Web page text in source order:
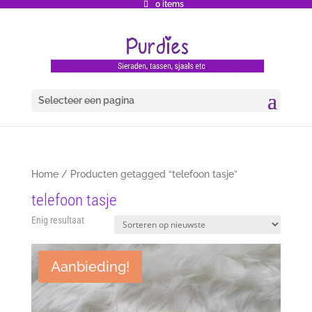
0 items
Selecteer een pagina
Home/ Producten getagged “telefoon tasje”
telefoon tasje
Enig resultaat
Aanbieding!